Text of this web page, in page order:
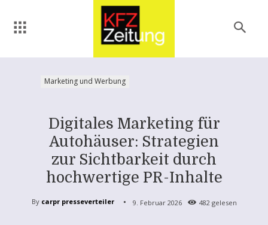
Marketing und Werbung
Digitales Marketing für
Autohäuser: Strategien
zur Sichtbarkeit durch
hochwertige PR-Inhalte
By carpr presseverteiler 9. Februar 2026 482 gelesen